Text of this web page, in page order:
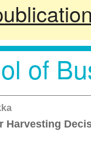
of
Harvesting